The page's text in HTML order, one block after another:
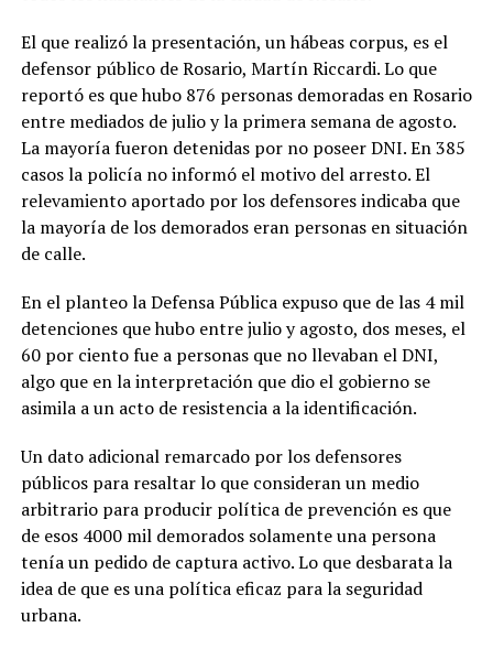
El que realizó la presentación, un hábeas corpus, es el
defensor público de Rosario, Martín Riccardi. Lo que
reportó es que hubo 876 personas demoradas en Rosario
entre mediados de julio y la primera semana de agosto.
La mayoría fueron detenidas por no poseer DNI. En 385
casos la policía no informó el motivo del arresto. El
relevamiento aportado por los defensores indicaba que
la mayoría de los demorados eran personas en situación
de calle.
En el planteo la Defensa Pública expuso que de las 4 mil
detenciones que hubo entre julio y agosto, dos meses, el
60 por ciento fue a personas que no llevaban el DNI,
algo que en la interpretación que dio el gobierno se
asimila a un acto de resistencia a la identificación.
Un dato adicional remarcado por los defensores
públicos para resaltar lo que consideran un medio
arbitrario para producir política de prevención es que
de esos 4000 mil demorados solamente una persona
tenía un pedido de captura activo. Lo que desbarata la
idea de que es una política eficaz para la seguridad
urbana.